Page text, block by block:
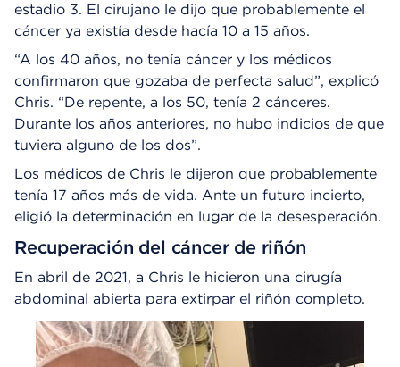
estadio 3. El cirujano le dijo que probablemente el
cáncer ya existía desde hacía 10 a 15 años.
“A los 40 años, no tenía cáncer y los médicos
confirmaron que gozaba de perfecta salud”, explicó
Chris. “De repente, a los 50, tenía 2 cánceres.
Durante los años anteriores, no hubo indicios de que
tuviera alguno de los dos”.
Los médicos de Chris le dijeron que probablemente
tenía 17 años más de vida. Ante un futuro incierto,
eligió la determinación en lugar de la desesperación.
Recuperación del cáncer de riñón
En abril de 2021, a Chris le hicieron una cirugía
abdominal abierta para extirpar el riñón completo.